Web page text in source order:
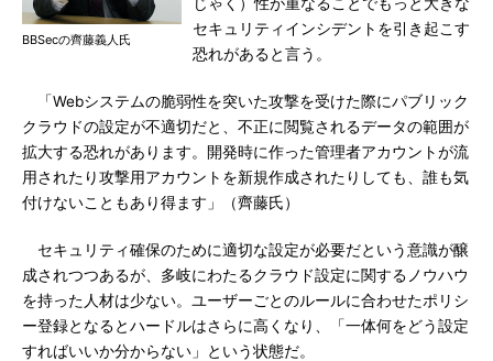
BBSecの齊藤義人氏
セキュリティインシデントを引き起こす
恐れがあると言う。
「Webシステムの脆弱性を突いた攻撃を受けた際にパブリック
クラウドの設定が不適切だと、不正に閲覧されるデータの範囲が
拡大する恐れがあります。開発時に作った管理者アカウントが流
用されたり攻撃用アカウントを新規作成されたりしても、誰も気
付けないこともあり得ます」（齊藤氏）
セキュリティ確保のために適切な設定が必要だという意識が醸
成されつつあるが、多岐にわたるクラウド設定に関するノウハウ
を持った人材は少ない。ユーザーごとのルールに合わせたポリシ
ー登録となるとハードルはさらに高くなり、「一体何をどう設定
すればいいか分からない」という状態だ。